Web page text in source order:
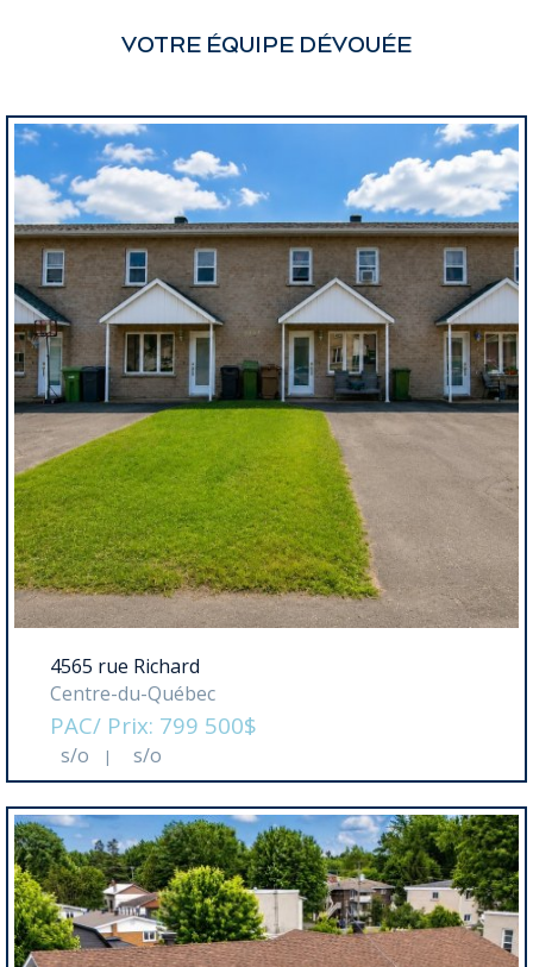
VOTRE ÉQUIPE DÉVOUÉE
4565 rue Richard
Centre-du-Québec
PAC/ Prix: 799 500$
s/o | s/o